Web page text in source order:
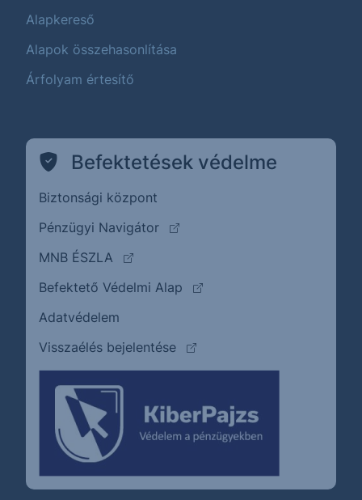
Alapkereső
Alapok összehasonlítása
Árfolyam értesítő
Befektetések védelme
Biztonsági központ
Pénzügyi Navigátor
(külső oldalra ugrik)
MNB ÉSZLA
(külső oldalra ugrik)
Befektető Védelmi Alap
(külső oldalra ugrik)
Adatvédelem
Visszaélés bejelentése
(külső oldalra ugrik)